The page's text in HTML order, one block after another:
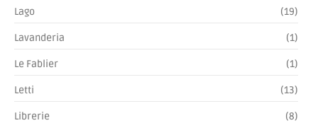
Lago (19)
Lavanderia (1)
Le Fablier (1)
Letti (13)
Librerie (8)